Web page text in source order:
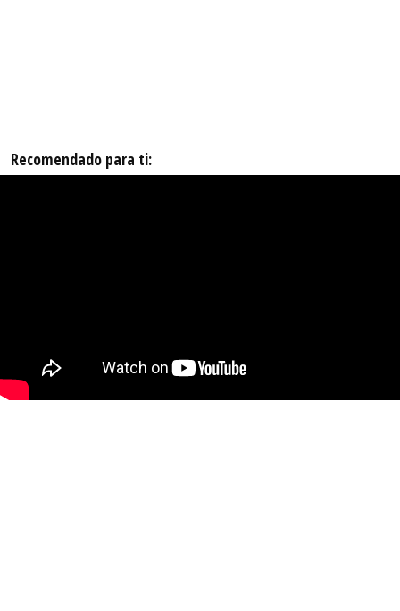
Recomendado para ti: